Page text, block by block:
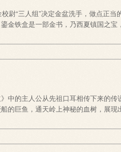
校尉“三人组”决定金盆洗手，做点正
金铁盒是一部金书，乃西夏镇国之
》中的主人公从先祖口耳相传下来的
的巨鱼，通天岭上神秘的血树，展